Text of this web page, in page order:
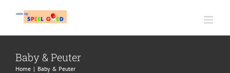
inhoud
Baby & Peuter
Home | Baby & Peuter